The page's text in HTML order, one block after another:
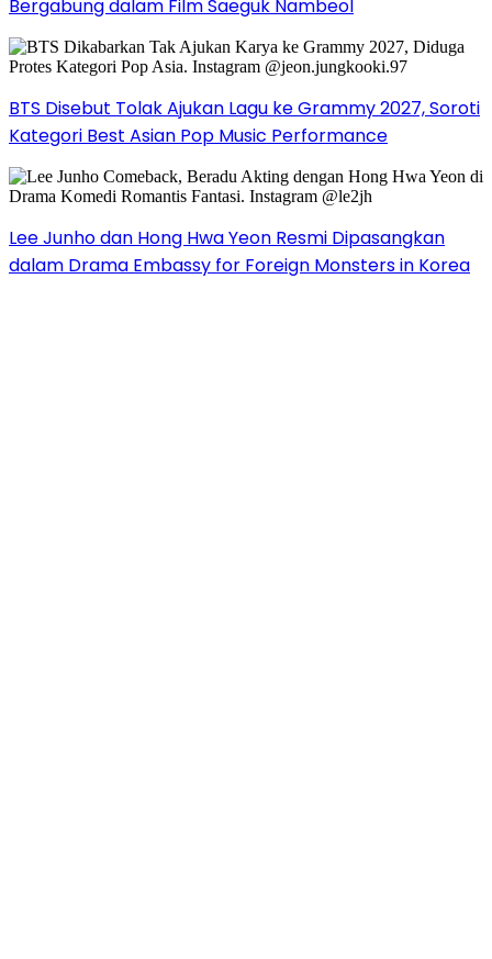
Bergabung dalam Film Saeguk Nambeol
BTS Disebut Tolak Ajukan Lagu ke Grammy 2027, Soroti
Kategori Best Asian Pop Music Performance
Lee Junho dan Hong Hwa Yeon Resmi Dipasangkan
dalam Drama Embassy for Foreign Monsters in Korea